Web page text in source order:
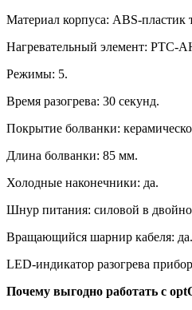
Материал корпуса: ABS-пластик
Нагревательный элемент: PTC-
Режимы: 5.
Время разогрева: 30 секунд.
Покрытие болванки:
Длина болванки: 85 мм.
Холодные наконечники: да.
Шнур питания: силовой в
Вращающийся шарнир кабеля: да.
LED-индикатор разогрева
Почему выгодно работать с